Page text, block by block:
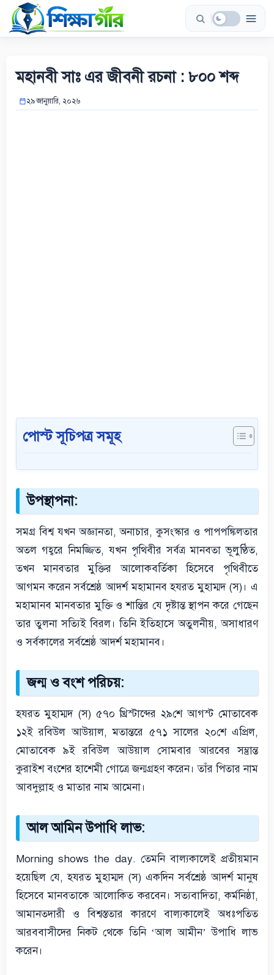
Skip
content
মহানবী সাঃ এর জীবনী রচনা : ৮০০ শব্দ
২৯ জানুয়ারি, ২০২৬
পোস্ট সূচিপত্র সমূহ
উপস্থাপনা:
সমগ্র বিশ্ব যখন অজ্ঞানতা, অনাচার, কুসংস্কার ও পাপপঙ্কিলতার
অতল গহ্বরে নিমজ্জিত, যখন পৃথিবীর সর্বত্র মানবতা ভূলুণ্ঠিত,
তখন মানবতার মুক্তির আলোকবর্তিকা হিসেবে পৃথিবীতে
আগমন করেন সর্বশ্রেষ্ঠ আদর্শ মহামানব হযরত মুহাম্মদ (স)। এ
মহামানব মানবতার মুক্তি ও শান্তির যে দৃষ্টান্ত স্থাপন করে গেছেন
তার তুলনা সত্যিই বিরল। তিনি ইতিহাসে অতুলনীয়, অসাধারণ
ও সর্বকালের সর্বশ্রেষ্ঠ আদর্শ মহামানব।
জন্ম ও বংশ পরিচয়:
হযরত মুহাম্মদ (স) ৫৭০ খ্রিস্টাব্দের ২৯শে আগস্ট মোতাবেক
১২ই রবিউল আউয়াল, মতান্তরে ৫৭১ সালের ২০শে এপ্রিল,
মোতাবেক ৯ই রবিউল আউয়াল সোমবার আরবের সম্ভ্রান্ত
কুরাইশ বংশের হাশেমী গোত্রে জন্মগ্রহণ করেন। তাঁর পিতার নাম
আবদুল্লাহ ও মাতার নাম আমেনা।
আল আমিন উপাধি লাভ:
Morning shows the day. তেমনি বাল্যকালেই প্রতীয়মান
হয়েছিল যে, হযরত মুহাম্মদ (স) একদিন সর্বশ্রেষ্ঠ আদর্শ মানুষ
হিসেবে মানবতাকে আলোকিত করবেন। সত্যবাদিতা, কর্মনিষ্ঠা,
আমানতদারী ও বিশ্বস্ততার কারণে বাল্যকালেই অধঃপতিত
আরববাসীদের নিকট থেকে তিনি ‘আল আমীন’ উপাধি লাভ
করেন।